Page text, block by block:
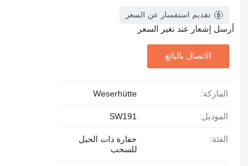
تقديم استفسار عن السعر
أرسل إشعار عند تغير السعر
الاتصال بالبائع
الماركة: Weserhütte
الموديل: SW191
الفئة:
حفارة ذات الحبل
للسحب